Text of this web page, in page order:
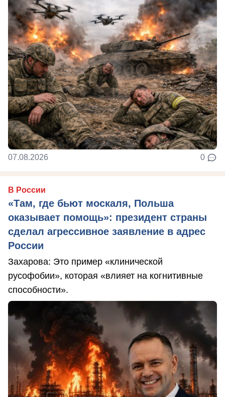
07.08.2026 0
В России
«Там, где бьют москаля, Польша
оказывает помощь»: президент страны
сделал агрессивное заявление в адрес
России
Захарова: Это пример «клинической
русофобии», которая «влияет на когнитивные
способности».